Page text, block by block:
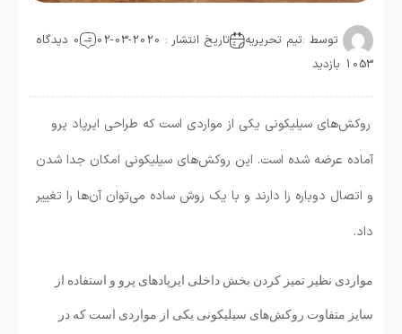
توسط :تیم تحریریه تاریخ انتشار : 2020-03-02
0 دیدگاه
1053 بازدید
روکش‌های سیلیکونی یکی از مواردی است که طراحی ایرپاد پرو
آماده عرضه شده است. این روکش‌های سیلیکونی امکان جدا شدن
و اتصال دوباره را دارند و با یک روش ساده می‌توان آن‌ها را تغییر
داد.
مواردی نظیر تمیز کردن بخش داخلی ایرپادهای پرو و استفاده از
سایز متفاوت روکش‌های سیلیکونی یکی از مواردی است که در